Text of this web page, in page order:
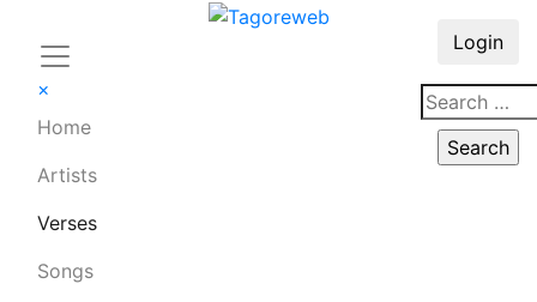
×
Home
Artists
Verses
Songs
Login